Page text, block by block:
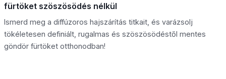
fürtöket szöszösödés nélkül
Ismerd meg a diffúzoros hajszárítás titkait, és varázsolj
tökéletesen definiált, rugalmas és szöszösödéstől mentes
göndör fürtöket otthonodban!